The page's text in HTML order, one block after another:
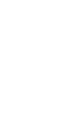
com enfarte
no cancro da
doentes não